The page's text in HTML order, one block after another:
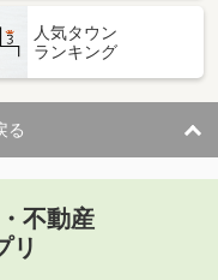
人気タウン
ランキング
る
不動産
リ